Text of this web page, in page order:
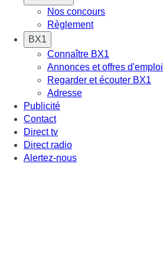
Nos concours
Règlement
BX1
Connaître BX1
Annonces et offres d'emploi
Regarder et écouter BX1
Adresse
Publicité
Contact
Direct tv
Direct radio
Alertez-nous